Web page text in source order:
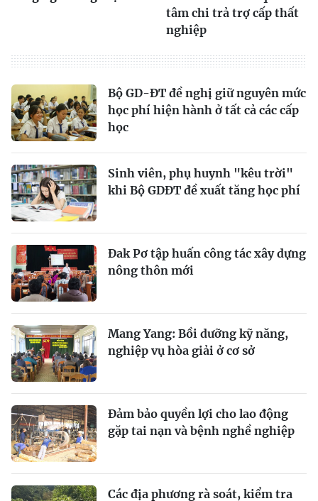
tâm chi trả trợ cấp thất
nghiệp
Bộ GD-ĐT đề nghị giữ nguyên mức
học phí hiện hành ở tất cả các cấp
học
Sinh viên, phụ huynh "kêu trời"
khi Bộ GDĐT đề xuất tăng học phí
Đak Pơ tập huấn công tác xây dựng
nông thôn mới
Mang Yang: Bồi dưỡng kỹ năng,
nghiệp vụ hòa giải ở cơ sở
Đảm bảo quyền lợi cho lao động
gặp tai nạn và bệnh nghề nghiệp
Các địa phương rà soát, kiểm tra